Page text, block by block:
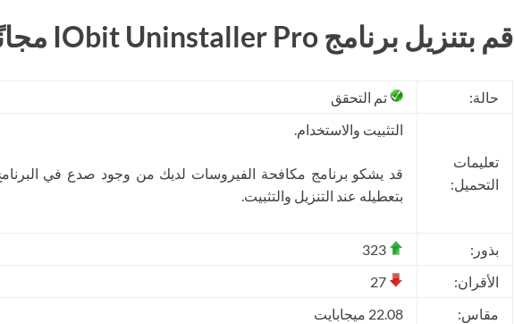
قم بتنزيل برنامج IObit Uninstaller Pro مجانًا
حالة: تم التحقق
تعليمات
التحميل:
التثبيت والاستخدام.
قد يشكو برنامج مكافحة الفيروسات لديك من وجود صدع في
بتعطيله عند التنزيل والتثبيت.
بذور:
الأقران:
مقاس:
22.08 ميجابايت